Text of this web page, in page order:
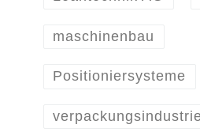
maschinenbau
Positioniersysteme